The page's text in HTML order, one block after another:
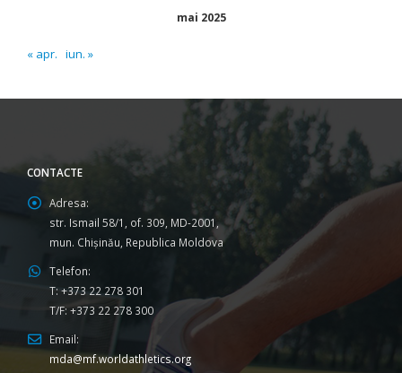
mai 2025
« apr. iun. »
CONTACTE
Adresa:
str. Ismail 58/1, of. 309, MD-2001,
mun. Chişinău, Republica Moldova
Telefon:
T: +373 22 278 301
T/F: +373 22 278 300
Email:
mda@mf.worldathletics.org